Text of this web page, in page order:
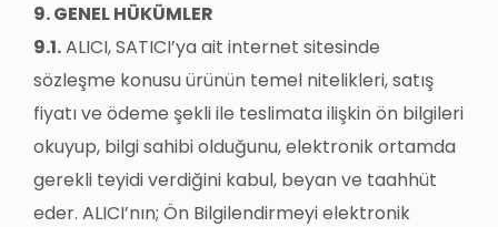
9. GENEL HÜKÜMLER
9.1.ALICI, SATICI’ya ait internet sitesinde
sözleşme konusu ürünün temel nitelikleri, satış
fiyatı ve ödeme şekli ile teslimata ilişkin ön bilgileri
okuyup, bilgi sahibi olduğunu, elektronik ortamda
gerekli teyidi verdiğini kabul, beyan ve taahhüt
eder. ALICI’nın; Ön Bilgilendirmeyi elektronik